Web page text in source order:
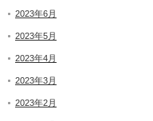
2023年6月
2023年5月
2023年4月
2023年3月
2023年2月